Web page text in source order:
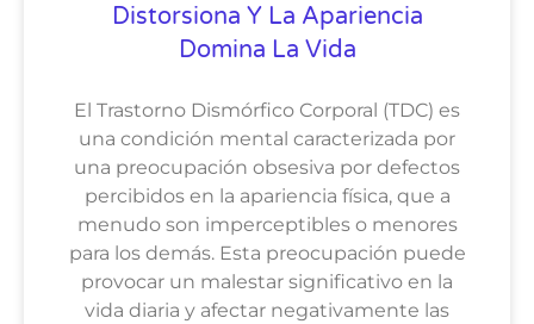
Distorsiona Y La Apariencia
Domina La Vida
El Trastorno Dismórfico Corporal (TDC) es
una condición mental caracterizada por
una preocupación obsesiva por defectos
percibidos en la apariencia física, que a
menudo son imperceptibles o menores
para los demás. Esta preocupación puede
provocar un malestar significativo en la
vida diaria y afectar negativamente las